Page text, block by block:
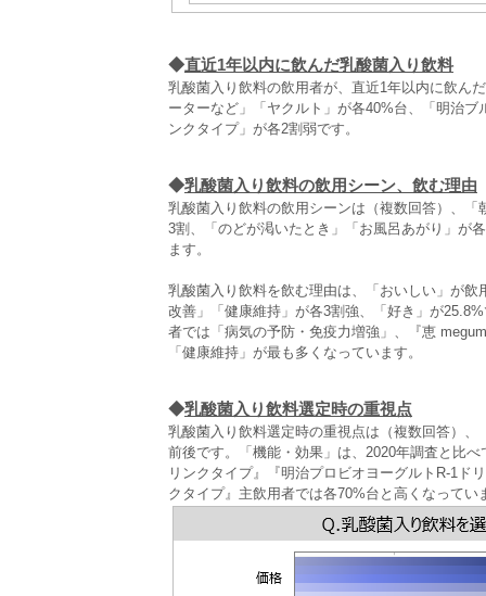
◆直近1年以内に飲んだ乳酸菌入り飲料
乳酸菌入り飲料の飲用者が、直近1年以内に飲ん
ーターなど」「ヤクルト」が各40%台、「明治
ンクタイプ」が各2割弱です。
◆乳酸菌入り飲料の飲用シーン、飲む理由
乳酸菌入り飲料の飲用シーンは（複数回答）、
3割、「のどが渇いたとき」「お風呂あがり」が
ます。
乳酸菌入り飲料を飲む理由は、「おいしい」が
改善」「健康維持」が各3割強、「好き」が
者では「病気の予防・免疫力増強」、『恵
「健康維持」が最も多くなっています。
◆乳酸菌入り飲料選定時の重視点
乳酸菌入り飲料選定時の重視点は（複数回答）
前後です。「機能・効果」は、2020年調査と比
リンクタイプ』『明治プロビオヨーグルトR‐1
クタイプ』主飲用者では各70%台と高くなって